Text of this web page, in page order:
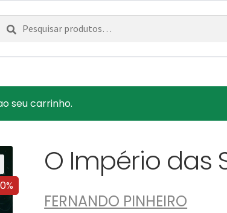
Pesquisar
por:
Pesquisa
seu carrinho.
O Império das
FERNANDO PINHEIRO